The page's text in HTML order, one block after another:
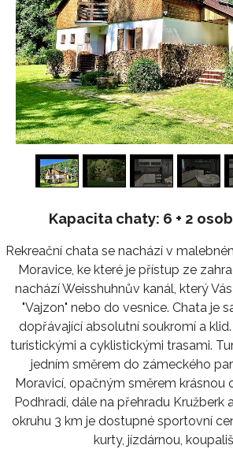
1/24
Kapacita chaty: 6 + 2
Rekreační chata se nachází v
Moravice, ke které je přístup ze
nachází Weisshuhnův kanál, který
"Vajzon" nebo do vesnice. Chata je
dopřávající absolutní soukromí a
turistickými a cyklistickými trasami.
jedním směrem do zámeckého
Moravicí, opačným směrem krásnou
Podhradí, dále na přehradu Kružberk
okruhu 3 km je dostupné sportovní
kurty, jízdárnou,